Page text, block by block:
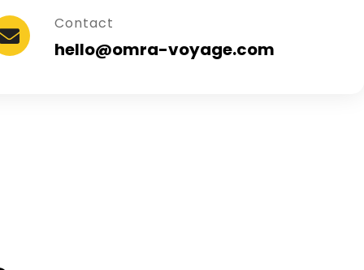
Contact
hello@omra-voyage.com